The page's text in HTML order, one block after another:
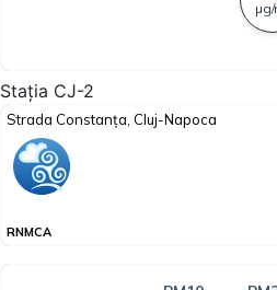
Stația CJ-2